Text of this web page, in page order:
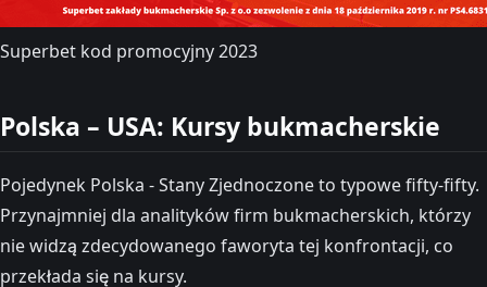
Superbet kod promocyjny 2023
Polska – USA: Kursy bukmacherskie
Pojedynek Polska - Stany Zjednoczone to typowe fifty-fifty.
Przynajmniej dla analityków firm bukmacherskich, którzy
nie widzą zdecydowanego faworyta tej konfrontacji, co
przekłada się na kursy.